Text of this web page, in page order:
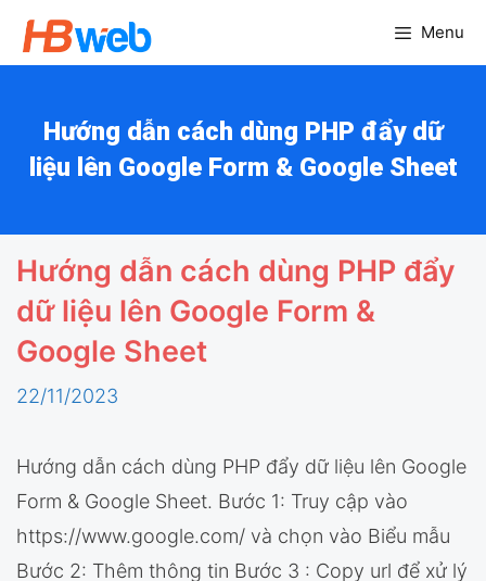
Chuyển
đến
Menu
Hướng dẫn cách dùng PHP đẩy dữ
liệu lên Google Form & Google Sheet
Hướng dẫn cách dùng PHP đẩy
dữ liệu lên Google Form &
Google Sheet
22/11/2023
Hướng dẫn cách dùng PHP đẩy dữ liệu lên Google
Form & Google Sheet. Bước 1: Truy cập vào
https://www.google.com/ và chọn vào Biểu mẫu
Bước 2: Thêm thông tin Bước 3 : Copy url để xử lý